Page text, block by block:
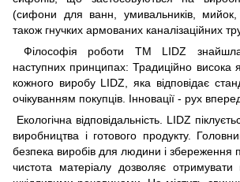
(сифони для ванн, умивальників,
також гнучких армованих каналізаційних
Філософія роботи ТМ LIDZ
наступних принципах: Традиційно висока
кожного виробу LIDZ, яка відповідає
очікуванням покупців. Інновації - рух
Екологічна відповідальність. LIDZ
виробництва і готового продукту.
безпека виробів для людини і збереження
чистота матеріалу дозволяє